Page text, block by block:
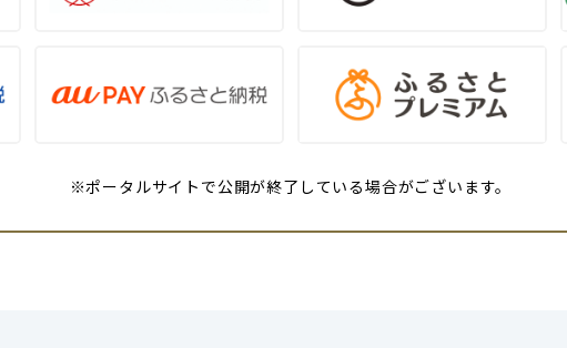
※ポータルサイトで公開が終了している場合がございます。